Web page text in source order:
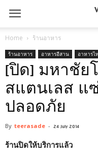
Home ร้านอาหาร
ร้านอาหาร อาหารอีสาน อาหารไ
[ปิด] มหาชัย
สแตนเลส แ
ปลอดภัย
By teerasade - 24 July 2014
ร้านปิดให้บริการแล้ว